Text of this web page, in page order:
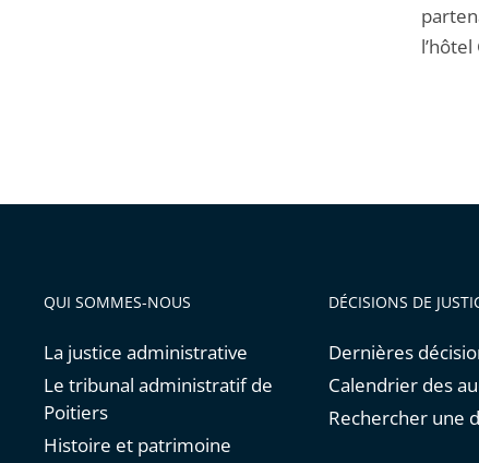
QUI SOMMES-NOUS
La justice administrative
Le tribunal administratif de
Poitiers
Histoire et patrimoine
DÉCISIONS DE
Dernières
Calendrier des
Rechercher une